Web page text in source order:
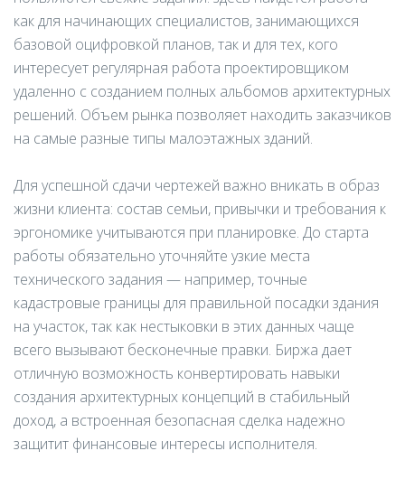
как для начинающих специалистов, занимающихся
базовой оцифровкой планов, так и для тех, кого
интересует регулярная работа проектировщиком
удаленно с созданием полных альбомов архитектурных
решений. Объем рынка позволяет находить заказчиков
на самые разные типы малоэтажных зданий.
Для успешной сдачи чертежей важно вникать в образ
жизни клиента: состав семьи, привычки и требования к
эргономике учитываются при планировке. До старта
работы обязательно уточняйте узкие места
технического задания — например, точные
кадастровые границы для правильной посадки здания
на участок, так как нестыковки в этих данных чаще
всего вызывают бесконечные правки. Биржа дает
отличную возможность конвертировать навыки
создания архитектурных концепций в стабильный
доход, а встроенная безопасная сделка надежно
защитит финансовые интересы исполнителя.